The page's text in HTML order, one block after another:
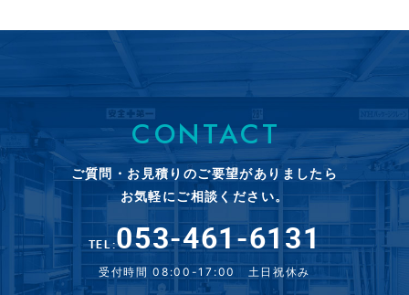
CONTACT
ご質問・お見積りのご要望がありましたら
お気軽にご相談ください。
TEL:053-461-6131
受付時間 08:00-17:00 土日祝休み